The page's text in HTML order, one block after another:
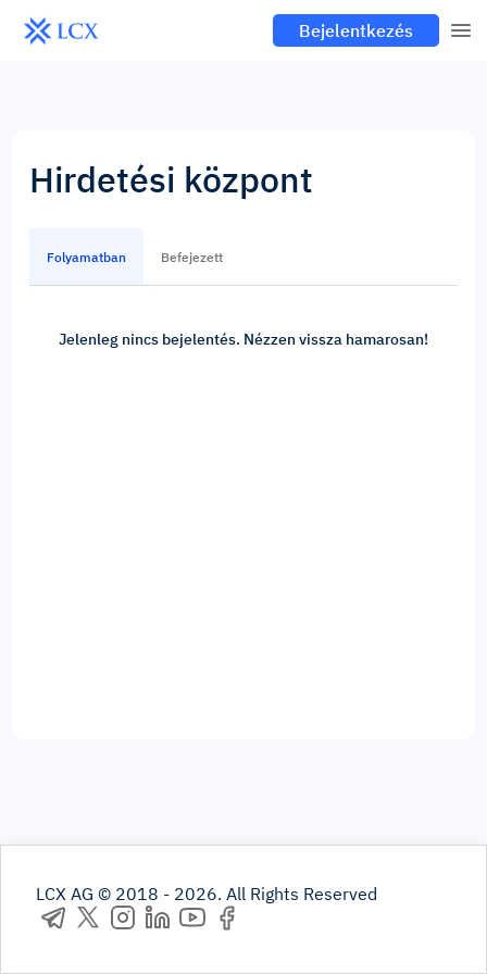
Bejelentkezés
Hirdetési központ
Folyamatban Befejezett
Jelenleg nincs bejelentés. Nézzen vissza hamarosan!
LCX AG © 2018 - 2026. All Rights Reserved